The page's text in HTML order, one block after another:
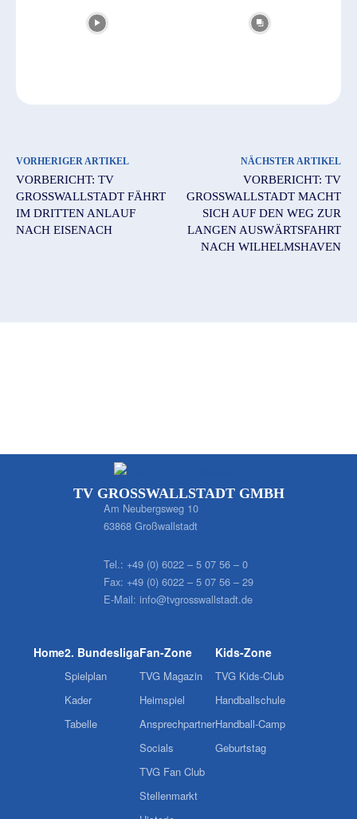
VORHERIGER ARTIKEL
VORBERICHT: TV
GROSSWALLSTADT FÄHRT I
M DRITTEN ANLAUF N
ACH EISENACH
NÄCHSTER ARTIKEL
VORBERICHT: TV
GROSSWALLSTADT MACHT S
ICH AUF DEN WEG ZUR L
ANGEN AUSWÄRTSFAHRT N
ACH WILHELMSHAVEN
TV GROSSWALLSTADT GMBH
Am Neubergsweg 10
63868 Großwallstadt
Tel.: +49 (0) 6022 – 5 07 56 – 0
Fax: +49 (0) 6022 – 5 07 56 – 29
E-Mail: info@tvgrosswallstadt.de
Home2. Bundesliga
Spielplan
Kader
Tabelle
Fan-Zone
TVG Magazin
Heimspiel
Ansprechpartner
Socials
TVG Fan Club
Stellenmarkt
Kids-Zone
TVG Kids-Club
Handballschule
Handball-Camp
Geburtstag